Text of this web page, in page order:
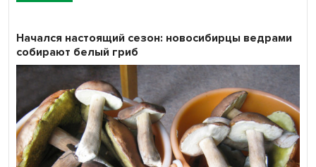
Начался настоящий сезон: новосибирцы ведрами
собирают белый гриб